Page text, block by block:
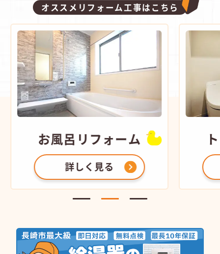
オススメリフォーム工事はこちら
お風呂 リフォーム
詳しく見る